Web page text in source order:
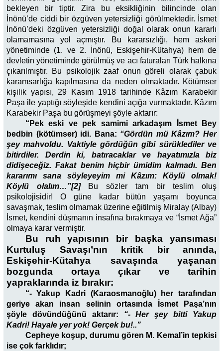
bekleyen bir tiptir. Zira bu eksikliğinin bilincinde olan
İnönü’de ciddi bir özgüven yetersizliği görülmektedir. İsmet
İnönü’deki özgüven yetersizliği doğal olarak onun kararlı
olamamasına yol açmıştır. Bu kararsızlığı, hem askeri
yönetiminde (1. ve 2. İnönü, Eskişehir-Kütahya) hem de
devletin yönetiminde görülmüş ve acı faturaları Türk halkına
çıkarılmıştır. Bu psikolojik zaaf onun göreli olarak çabuk
karamsarlığa kapılmasına da neden olmaktadır. Kötümser
kişilik yapısı, 29 Kasım 1918 tarihinde Kâzım Karabekir
Paşa ile yaptığı söyleşide kendini açığa vurmaktadır. Kâzım
Karabekir Paşa bu görüşmeyi şöyle aktarır:
“Pek eski ve pek samimi arkadaşım İsmet Bey
bedbin (kötümser) idi. Bana: “Gördün mü Kâzım? Her
şey mahvoldu. Vaktiyle gördüğün gibi sürüklediler ve
bitirdiler. Derdin ki, batıracaklar ve hayatımızla biz
didişeceğiz. Fakat benim hiçbir ümidim kalmadı. Ben
kararımı sana söyleyeyim mi Kâzım: Köylü olmak!
Köylü olalım…”[2] Bu sözler tam bir teslim oluş
psikolojisidir! O güne kadar bütün yaşamı boyunca
savaşmak, teslim olmamak üzerine eğitilmiş Miralay (Albay)
İsmet, kendini düşmanın insafına bırakmaya ve “İsmet Ağa”
olmaya karar vermiştir.
Bu ruh yapısının bir başka yansıması
Kurtuluş Savaşı’nın kritik bir anında,
Eskişehir-Kütahya savaşında yaşanan
bozgunda ortaya çıkar ve tarihin
yapraklarında iz bırakır:
“- Yakup Kadri (Karaosmanoğlu) her tarafından
geriye akan insan selinin ortasında İsmet Paşa’nın
şöyle dövündüğünü aktarır: “- Her şey bitti Yakup
Kadri! Hayale yer yok! Gerçek bu!..”
Cepheye koşup, durumu gören M. Kemal’in tepkisi
ise çok farklıdır;